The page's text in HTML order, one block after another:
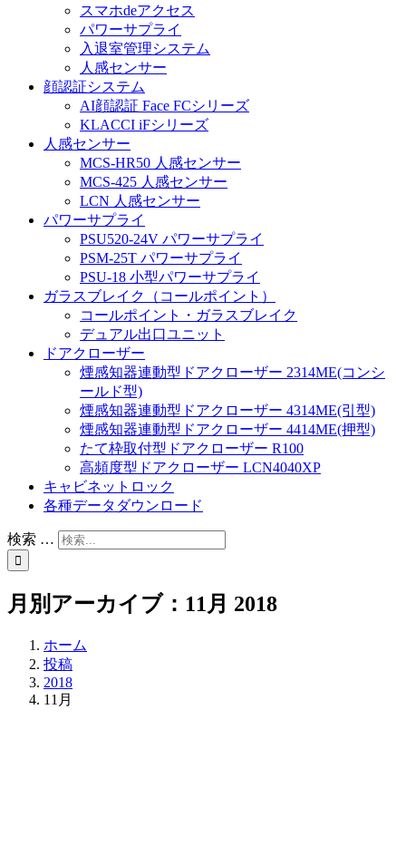
スマホdeアクセス
パワーサプライ
入退室管理システム
人感センサー
顔認証システム
AI顔認証 Face FCシリーズ
KLACCI iFシリーズ
人感センサー
MCS-HR50 人感センサー
MCS-425 人感センサー
LCN 人感センサー
パワーサプライ
PSU520-24V パワーサプライ
PSM-25T パワーサプライ
PSU-18 小型パワーサプライ
ガラスブレイク（コールポイント）
コールポイント・ガラスブレイク
デュアル出口ユニット
ドアクローザー
煙感知器連動型ドアクローザー 2314ME(コンシ
ールド型)
煙感知器連動型ドアクローザー 4314ME(引型)
煙感知器連動型ドアクローザー 4414ME(押型)
たて枠取付型ドアクローザー R100
高頻度型ドアクローザー LCN4040XP
キャビネットロック
各種データダウンロード
検索 …
月別アーカイブ： 11月 2018
ホーム
投稿
2018
11月